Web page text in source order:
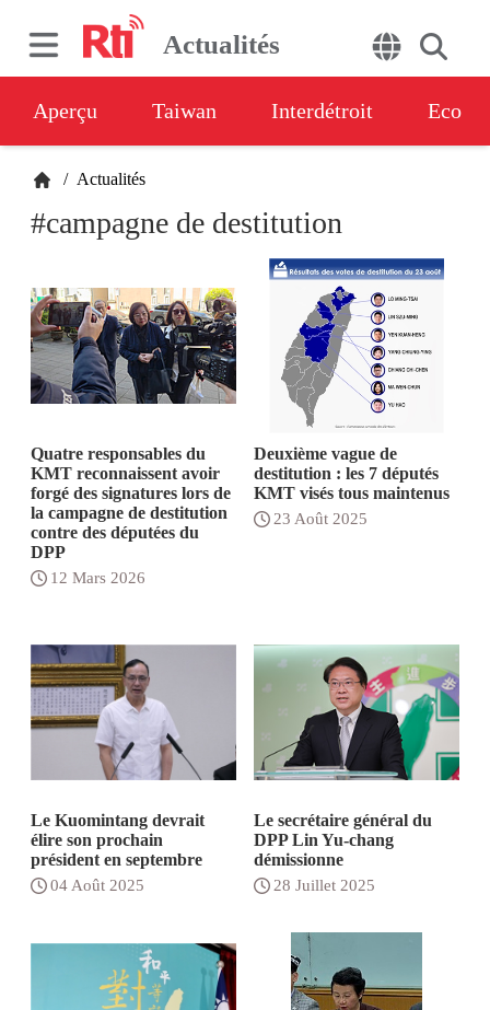
Actualités
Aperçu Taiwan Interdétroit Eco
/ Actualités
#campagne de destitution
Quatre responsables du
KMT reconnaissent avoir
forgé des signatures lors de
la campagne de destitution
contre des députées du
DPP
12 Mars 2026
Deuxième vague de
destitution : les 7 députés
KMT visés tous maintenus
23 Août 2025
Le Kuomintang devrait
élire son prochain
président en septembre
04 Août 2025
Le secrétaire général du
DPP Lin Yu-chang
démissionne
28 Juillet 2025